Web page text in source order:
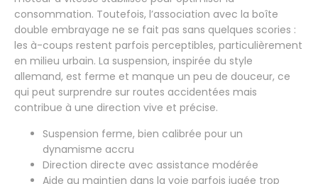
consommation. Toutefois, l’association avec la boîte
double embrayage ne se fait pas sans quelques scories :
les à-coups restent parfois perceptibles, particulièrement
en milieu urbain. La suspension, inspirée du style
allemand, est ferme et manque un peu de douceur, ce
qui peut surprendre sur routes accidentées mais
contribue à une direction vive et précise.
Suspension ferme, bien calibrée pour un
dynamisme accru
Direction directe avec assistance modérée
Aide au maintien dans la voie parfois jugée trop